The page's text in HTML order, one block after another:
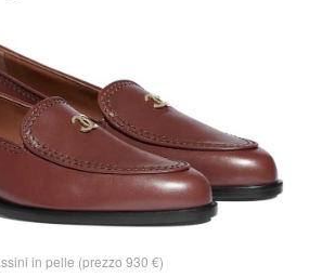
in pelle (prezzo 930 €)